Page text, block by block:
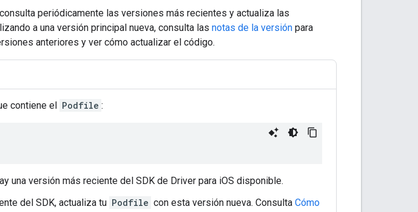
periódicamente las versiones más recientes y actualiza las
a una versión principal nueva, consulta las notas de la versión para
anteriores y ver cómo actualizar el código.
contiene el Podfile :
una versión más reciente del SDK de Driver para iOS disponible.
del SDK, actualiza tu Podfile con esta versión nueva. Consulta Cómo